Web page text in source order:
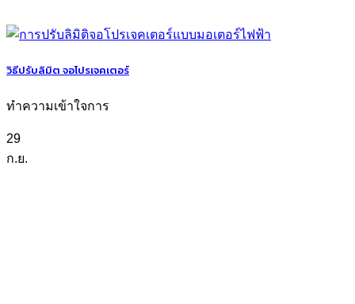
วิธีปรับลิมิต จอโปรเจคเตอร์
ทำความเข้าใจการ
29
ก.ย.